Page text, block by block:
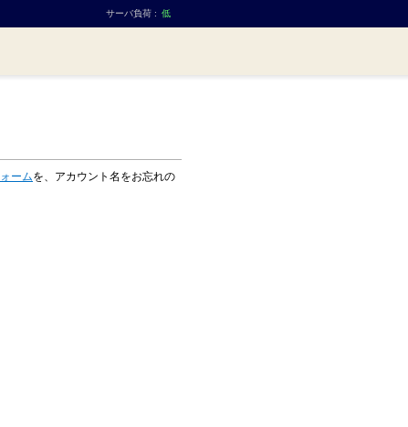
サーバ負荷 : 低
ームを、アカウント名をお忘れの